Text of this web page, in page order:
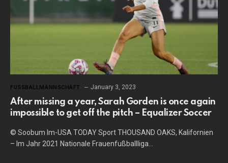
FUSSBALLMANNSCHAFT January 3, 2023
After missing a year, Sarah Gorden is once again
impossible to get off the pitch – Equalizer Soccer
© Soobum Im-USA TODAY Sport THOUSAND OAKS, Kalifornien
– Im Jahr 2021 Nationale Frauenfußballliga…